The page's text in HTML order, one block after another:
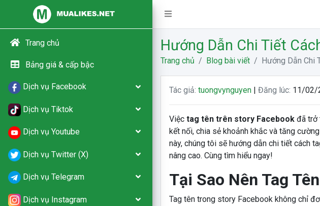
Trang chủ
Bảng giá & cấp bậc
Dịch vụ Facebook
Dịch vụ Tiktok
Dịch vụ Youtube
Dịch vụ Twitter (X)
Dịch vụ Telegram
Dịch vụ Instagram
Hướng Dẫn Chi Tiết
Trang chủ Blog bài viết Hướng Dẫn Chi
Tác giả: tuongvynguyen| Đăng lúc: 11/02/
Việc tag tên trên story Facebookđã trở
kết nối, chia sẻ khoảnh khắc và tăng
này, chúng tôi sẽ hướng dẫn chi tiết cách
nâng cao. Cùng tìm hiểu ngay!
Tại Sao Nên Tag
Tag tên trong story Facebook không chỉ